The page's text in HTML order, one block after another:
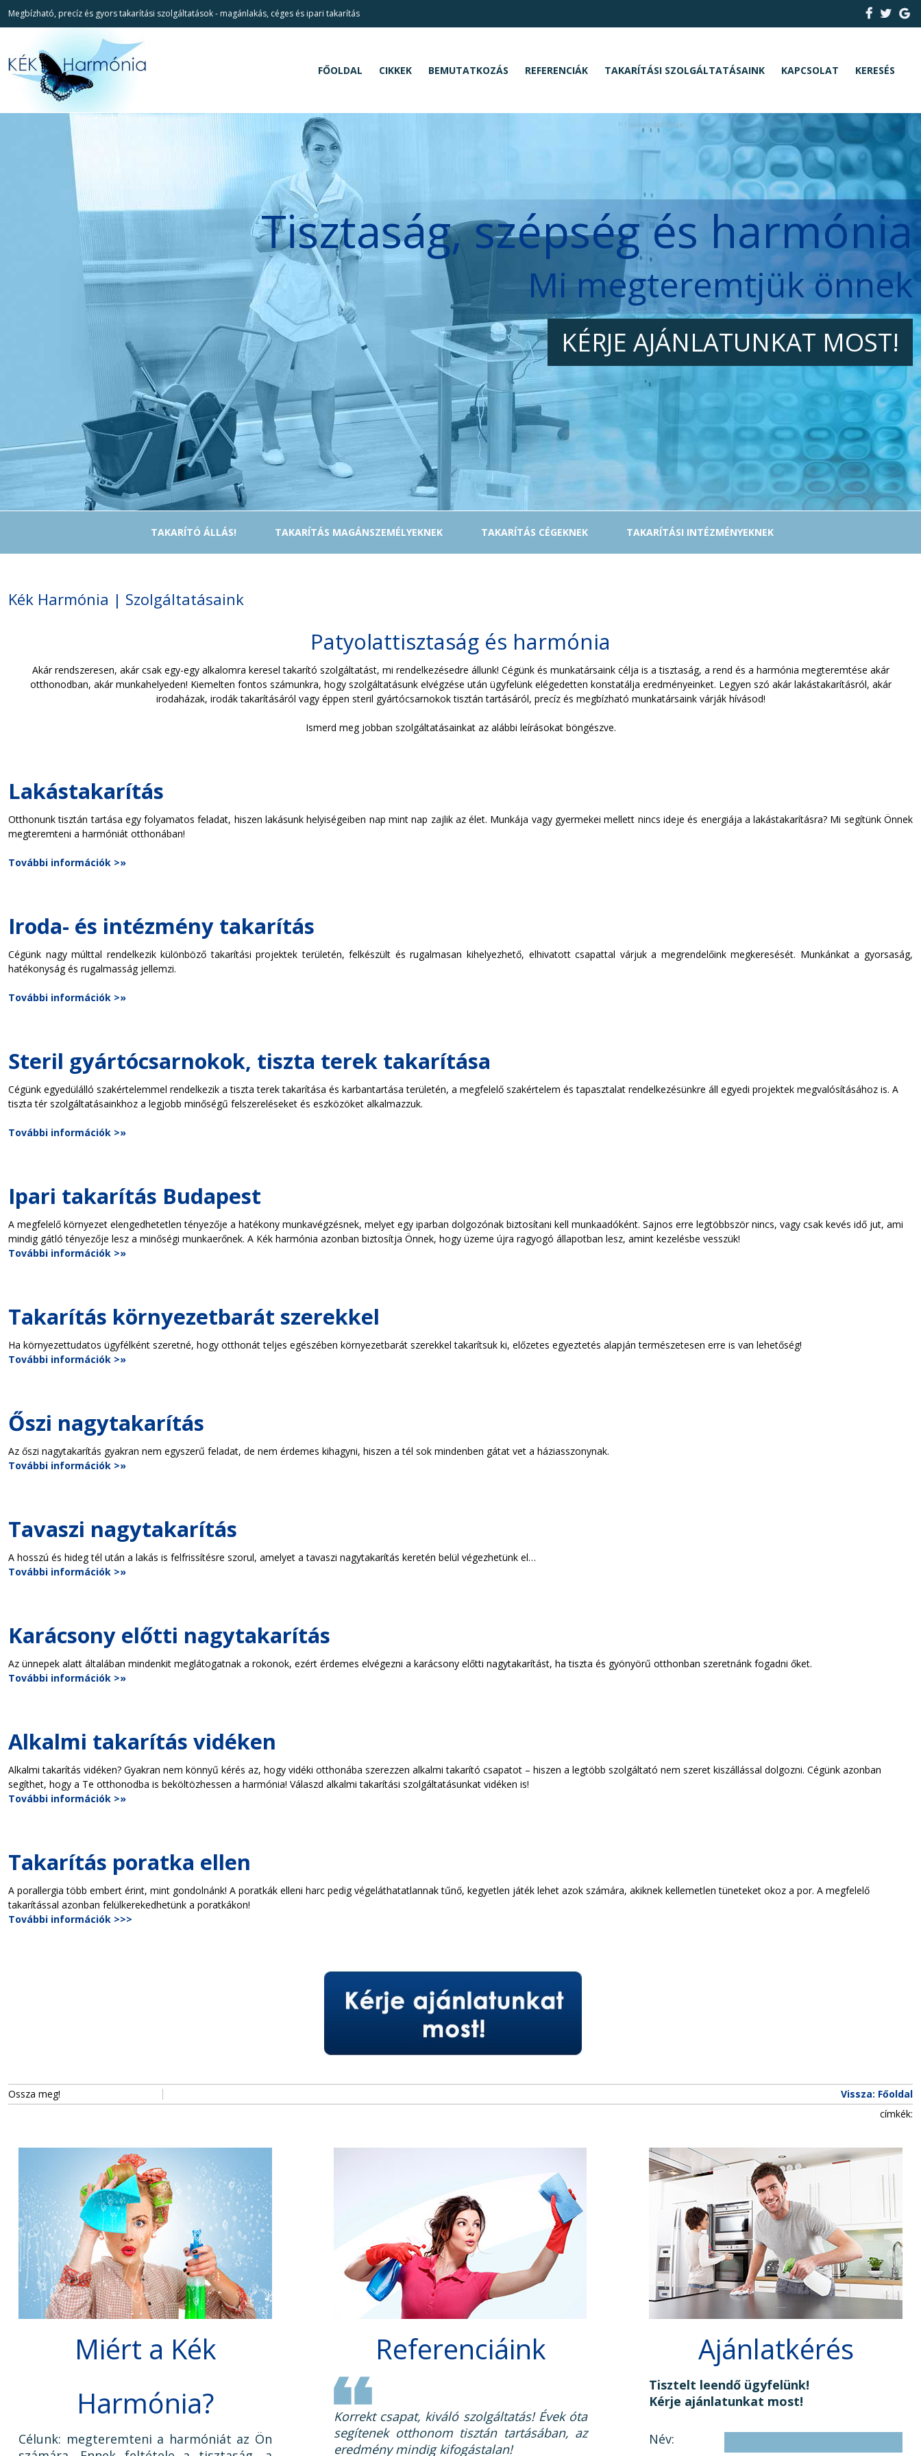
Megbízható, precíz és gyors takarítási szolgáltatások - magánlakás, céges és ipari takarítás
FŐOLDAL CIKKEK BEMUTATKOZÁS REFERENCIÁK TAKARÍTÁSI SZOLGÁLTATÁSAINK KAPCSOLAT KERESÉS
Tisztaság, szépség és harmónia
Mi megteremtjük önnek
KÉRJE AJÁNLATUNKAT MOST!
TAKARÍTÓ ÁLLÁS! TAKARÍTÁS MAGÁNSZEMÉLYEKNEK TAKARÍTÁS CÉGEKNEK TAKARÍTÁSI INTÉZMÉNYEKNEK
Kék Harmónia | Szolgáltatásaink
Patyolattisztaság és harmónia
Akár rendszeresen, akár csak egy-egy alkalomra keresel takarító szolgáltatást, mi rendelkezésedre állunk! Cégünk és munkatársaink célja is a tisztaság, a rend és a harmónia megteremtése akár
otthonodban, akár munkahelyeden! Kiemelten fontos számunkra, hogy szolgáltatásunk elvégzése után ügyfelünk elégedetten konstatálja eredményeinket. Legyen szó akár lakástakarításról, akár
irodaházak, irodák takarításáról vagy éppen steril gyártócsarnokok tisztán tartásáról, precíz és megbízható munkatársaink várják hívásod!
Ismerd meg jobban szolgáltatásainkat az alábbi leírásokat böngészve.
Lakástakarítás
Otthonunk tisztán tartása egy folyamatos feladat, hiszen lakásunk helyiségeiben nap mint nap zajlik az élet. Munkája vagy gyermekei mellett nincs ideje és energiája a lakástakarításra? Mi segítünk Önnek
megteremteni a harmóniát otthonában!
További információk >»
Iroda- és intézmény takarítás
Cégünk nagy múlttal rendelkezik különböző takarítási projektek területén, felkészült és rugalmasan kihelyezhető, elhivatott csapattal várjuk a megrendelőink megkeresését. Munkánkat a gyorsaság,
hatékonyság és rugalmasság jellemzi.
További információk >»
Steril gyártócsarnokok, tiszta terek takarítása
Cégünk egyedülálló szakértelemmel rendelkezik a tiszta terek takarítása és karbantartása területén, a megfelelő szakértelem és tapasztalat rendelkezésünkre áll egyedi projektek megvalósításához is. A
tiszta tér szolgáltatásainkhoz a legjobb minőségű felszereléseket és eszközöket alkalmazzuk.
További információk >»
Ipari takarítás Budapest
A megfelelő környezet elengedhetetlen tényezője a hatékony munkavégzésnek, melyet egy iparban dolgozónak biztosítani kell munkaadóként. Sajnos erre legtöbbször nincs, vagy csak kevés idő jut, ami
mindig gátló tényezője lesz a minőségi munkaerőnek. A Kék harmónia azonban biztosítja Önnek, hogy üzeme újra ragyogó állapotban lesz, amint kezelésbe vesszük!
További információk >»
Takarítás környezetbarát szerekkel
Ha környezettudatos ügyfélként szeretné, hogy otthonát teljes egészében környezetbarát szerekkel takarítsuk ki, előzetes egyeztetés alapján természetesen erre is van lehetőség!
További információk >»
Őszi nagytakarítás
Az őszi nagytakarítás gyakran nem egyszerű feladat, de nem érdemes kihagyni, hiszen a tél sok mindenben gátat vet a háziasszonynak.
További információk >»
Tavaszi nagytakarítás
A hosszú és hideg tél után a lakás is felfrissítésre szorul, amelyet a tavaszi nagytakarítás keretén belül végezhetünk el…
További információk >»
Karácsony előtti nagytakarítás
Az ünnepek alatt általában mindenkit meglátogatnak a rokonok, ezért érdemes elvégezni a karácsony előtti nagytakarítást, ha tiszta és gyönyörű otthonban szeretnánk fogadni őket.
További információk >»
Alkalmi takarítás vidéken
Alkalmi takarítás vidéken? Gyakran nem könnyű kérés az, hogy vidéki otthonába szerezzen alkalmi takarító csapatot – hiszen a legtöbb szolgáltató nem szeret kiszállással dolgozni. Cégünk azonban
segíthet, hogy a Te otthonodba is beköltözhessen a harmónia! Válaszd alkalmi takarítási szolgáltatásunkat vidéken is!
További információk >»
Takarítás poratka ellen
A porallergia több embert érint, mint gondolnánk! A poratkák elleni harc pedig végeláthatatlannak tűnő, kegyetlen játék lehet azok számára, akiknek kellemetlen tüneteket okoz a por. A megfelelő
takarítással azonban felülkerekedhetünk a poratkákon!
További információk >>>
Ossza meg!
Vissza: Főoldal
címkék:
Miért a Kék
Harmónia?
Célunk: megteremteni a harmóniát az Ön
Referenciáink
Korrekt csapat, kiváló szolgáltatás! Évek óta
segítenek otthonom tisztán tartásában, az
eredmény mindig kifogástalan!
Ajánlatkérés
Tisztelt leendő ügyfelünk!
Kérje ajánlatunkat most!
Név: